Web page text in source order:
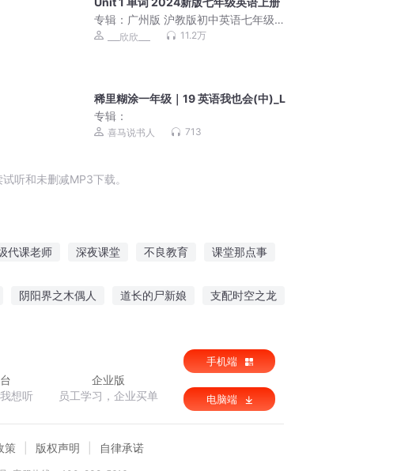
专辑： 广州版 沪教版初中英语七年级上
册 课本配套音频
___欣欣___ 11.2万
稀里糊涂一年级｜19 英语我也会(中)_L
专辑：
喜马说书人 713
听和未删减MP3下载。
代课老师 深夜课堂 不良教育 课堂那点事
阴阳界之木偶人 道长的尸新娘 支配时空之龙
想听
企业版
员工学习，企业买单
手机端
电脑端
策 版权声明 自律承诺